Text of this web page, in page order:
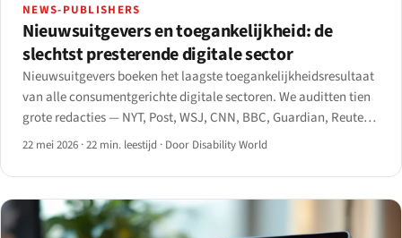
NEWS-PUBLISHERS
Nieuwsuitgevers en toegankelijkheid: de
slechtst presterende digitale sector
Nieuwsuitgevers boeken het laagste toegankelijkheidsresultaat
van alle consumentgerichte digitale sectoren. We auditten tien
grote redacties — NYT, Post, WSJ, CNN, BBC, Guardian, Reuters,
Bloomberg, Axios, Politico — op artikelniveau,
22 mei 2026 ·22 min. leestijd · Door Disability World